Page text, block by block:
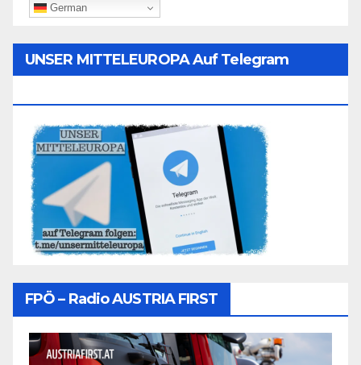
German
UNSER MITTELEUROPA Auf Telegram
FPÖ – Radio AUSTRIA FIRST